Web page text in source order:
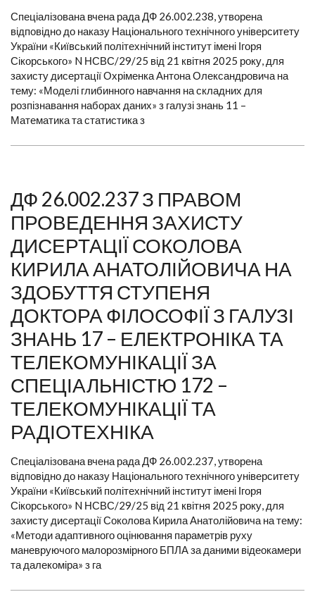
Спеціалізована вчена рада ДФ 26.002.238, утворена
відповідно до наказу Національного технічного університету
України «Київський політехнічний інститут імені Ігоря
Сікорського» N НСВС/29/25 від 21 квітня 2025 року, для
захисту дисертації Охріменка Антона Олександровича на
тему: «Моделі глибинного навчання на складних для
розпізнавання наборах даних» з галузі знань 11 –
Математика та статистика з
ДФ 26.002.237 З ПРАВОМ
ПРОВЕДЕННЯ ЗАХИСТУ
ДИСЕРТАЦІЇ СОКОЛОВА
КИРИЛА АНАТОЛІЙОВИЧА НА
ЗДОБУТТЯ СТУПЕНЯ
ДОКТОРА ФІЛОСОФІЇ З ГАЛУЗІ
ЗНАНЬ 17 – ЕЛЕКТРОНІКА ТА
ТЕЛЕКОМУНІКАЦІЇ ЗА
СПЕЦІАЛЬНІСТЮ 172 –
ТЕЛЕКОМУНІКАЦІЇ ТА
РАДІОТЕХНІКА
Спеціалізована вчена рада ДФ 26.002.237, утворена
відповідно до наказу Національного технічного університету
України «Київський політехнічний інститут імені Ігоря
Сікорського» N НСВС/29/25 від 21 квітня 2025 року, для
захисту дисертації Соколова Кирила Анатолійовича на тему:
«Методи адаптивного оцінювання параметрів руху
маневруючого малорозмірного БПЛА за даними відеокамери
та далекоміра» з га